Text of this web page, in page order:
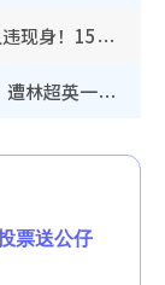
《爱·回家》童星Philip仔暂别幕前久违现身！15岁近况暴风成长长高变帅气少年
TVB新闻主播陈嘉欣镜头前罕见失守！遭林超英一句话突袭吓坏当场大笑